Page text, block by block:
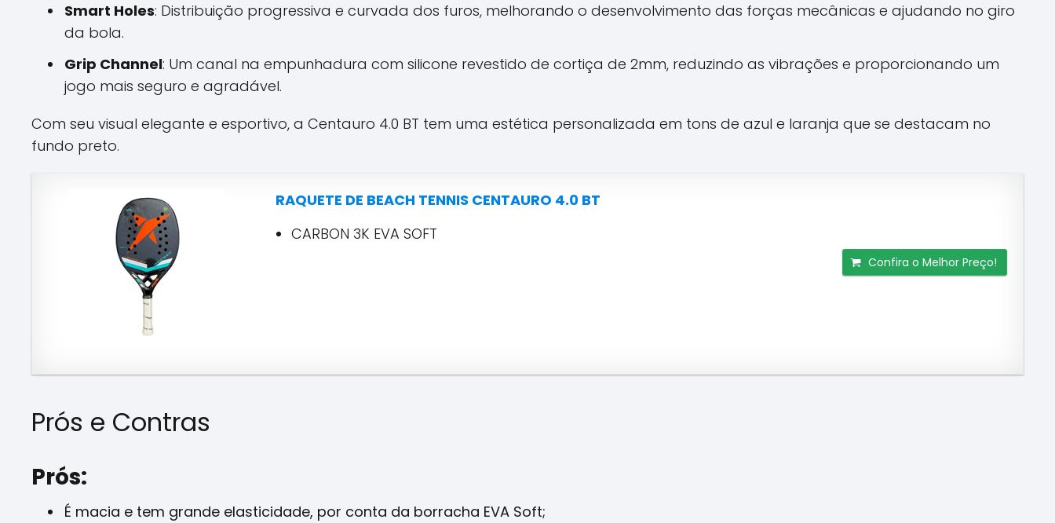
Smart Holes: Distribuição progressiva e curvada dos furos, melhorando o desenvolvimento das forças mecânicas e ajudando no giro
da bola.
Grip Channel: Um canal na empunhadura com silicone revestido de cortiça de 2mm, reduzindo as vibrações e proporcionando um
jogo mais seguro e agradável.
Com seu visual elegante e esportivo, a Centauro 4.0 BT tem uma estética personalizada em tons de azul e laranja que se destacam no
fundo preto.
RAQUETE DE BEACH TENNIS CENTAURO 4.0 BT
CARBON 3K EVA SOFT
Confira o Melhor Preço!
Prós e Contras
Prós:
É macia e tem grande elasticidade, por conta da borracha EVA Soft;